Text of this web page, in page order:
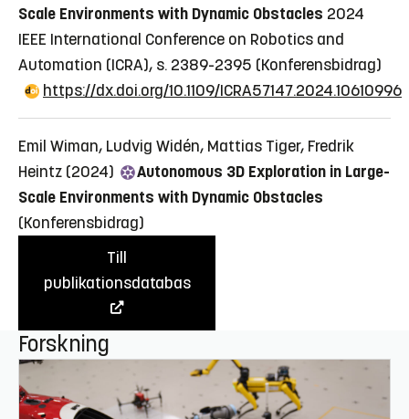
Scale Environments with Dynamic Obstacles 2024
IEEE International Conference on Robotics and
Automation (ICRA), s. 2389-2395 (Konferensbidrag)
https://dx.doi.org/10.1109/ICRA57147.2024.10610996
Emil Wiman, Ludvig Widén, Mattias Tiger, Fredrik
Heintz (2024)
Autonomous 3D Exploration in Large-
Scale Environments with Dynamic Obstacles
(Konferensbidrag)
Till
publikationsdatabas
Forskning